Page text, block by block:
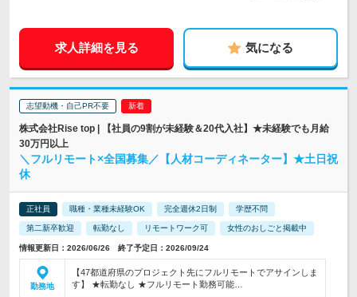
求人詳細を見る 気になる
志望動機・自己PR不要
株式会社Rise top | 【社員の9割が未経験＆20代入社】★未経験でも月給
30万円以上
＼フルリモート×全国募集／【人材コーディネーター】★土日祝
休
正社員 職種・業種未経験OK 完全週休2日制 学歴不問
第二新卒歓迎 転勤なし リモートワーク可 女性のおしごと掲載中
情報更新日：2026/06/26 終了予定日：2026/09/24
勤務地
【47都道府県のプロジェクト先にフルリモートでアサインしま
す】 ★転勤なし ★フルリモート勤務可能…